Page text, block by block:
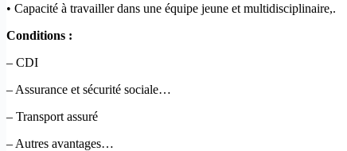
• Capacité à travailler dans une équipe jeune et multidisciplinaire,.
Conditions :
– CDI
– Assurance et sécurité sociale…
– Transport assuré
– Autres avantages…